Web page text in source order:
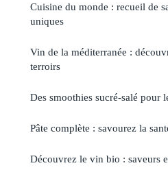
Cuisine du monde : recueil de
uniques
Vin de la méditerranée :
terroirs
Des smoothies sucré-salé pour
Pâte complète : savourez la
Découvrez le vin bio : saveurs